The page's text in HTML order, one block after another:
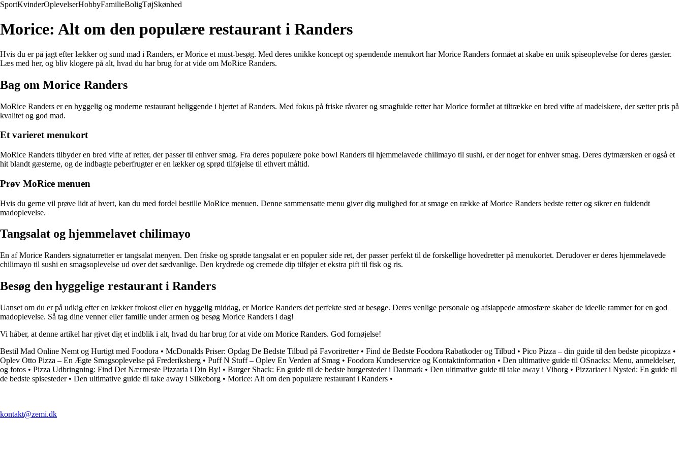
SportKvinderOplevelserHobbyFamilieBoligTøjSkønhed
Morice: Alt om den populære restaurant i Randers
Hvis du er på jagt efter lækker og sund mad i Randers, er Morice et must-besøg. Med deres unikke koncept og spændende menukort har Morice Randers formået at skabe en unik spiseoplevelse for deres gæster.
Læs med her, og bliv klogere på alt, hvad du har brug for at vide om MoRice Randers.
Bag om Morice Randers
MoRice Randers er en hyggelig og moderne restaurant beliggende i hjertet af Randers. Med fokus på friske råvarer og smagfulde retter har Morice formået at tiltrække en bred vifte af madelskere, der sætter pris på
kvalitet og god mad.
Et varieret menukort
MoRice Randers tilbyder en bred vifte af retter, der passer til enhver smag. Fra deres populære poke bowl Randers til hjemmelavede chilimayo til sushi, er der noget for enhver smag. Deres dytmærsken er også et
hit blandt gæsterne, og de indbagte peberfrugter er en lækker og sprød tilføjelse til ethvert måltid.
Prøv MoRice menuen
Hvis du gerne vil prøve lidt af hvert, kan du med fordel bestille MoRice menuen. Denne sammensatte menu giver dig mulighed for at smage en række af Morice Randers bedste retter og sikrer en fuldendt
madoplevelse.
Tangsalat og hjemmelavet chilimayo
En af Morice Randers signaturretter er tangsalat menyen. Den friske og sprøde tangsalat er en populær side ret, der passer perfekt til de forskellige hovedretter på menukortet. Derudover er deres hjemmelavede
chilimayo til sushi en smagsoplevelse ud over det sædvanlige. Den krydrede og cremede dip tilføjer et ekstra pift til fisk og ris.
Besøg den hyggelige restaurant i Randers
Uanset om du er på udkig efter en lækker frokost eller en hyggelig middag, er Morice Randers det perfekte sted at besøge. Deres venlige personale og afslappede atmosfære skaber de ideelle rammer for en god
madoplevelse. Så tag dine venner eller familie under armen og besøg Morice Randers i dag!
Vi håber, at denne artikel har givet dig et indblik i alt, hvad du har brug for at vide om Morice Randers. God fornøjelse!
Bestil Mad Online Nemt og Hurtigt med Foodora • McDonalds Priser: Opdag De Bedste Tilbud på Favoritretter• Find de Bedste Foodora Rabatkoder og Tilbud • Pico Pizza – din guide til den bedste picopizza •
Oplev Otto Pizza – En Ægte Smagsoplevelse på Frederiksberg • Puff N Stuff – Oplev En Verden af Smag • Foodora Kundeservice og Kontaktinformation • Den ultimative guide til OSnacks: Menu, anmeldelser,
og fotos • Pizza Udbringning: Find Det Nærmeste Pizzaria i Din By! • Burger Shack: En guide til de bedste burgersteder i Danmark • Den ultimative guide til take away i Viborg • Pizzariaer i Nysted: En guide til
de bedste spisesteder• Den ultimative guide til take away i Silkeborg • Morice: Alt om den populære restaurant i Randers •
kontakt@zemi.dk